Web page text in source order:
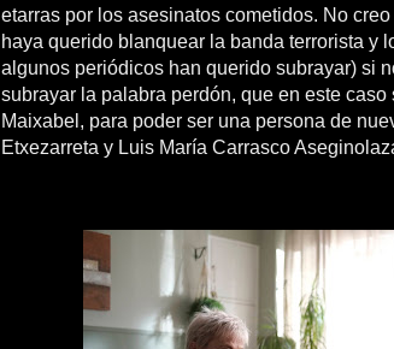
etarras por los asesinatos cometidos. No
haya querido blanquear la banda terrorista y
algunos periódicos han querido subrayar) si
subrayar la palabra perdón, que en este caso
Maixabel, para poder ser una persona de
Etxezarreta y Luis María Carrasco